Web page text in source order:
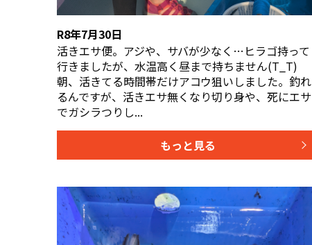
R8年7月30日
活きエサ便。アジや、サバが少なく…ヒラゴ持って
行きましたが、水温高く昼まで持ちません(T_T)
朝、活きてる時間帯だけアコウ狙いしました。釣れ
るんですが、活きエサ無くなり切り身や、死にエサ
でガシラつりし...
もっと見る